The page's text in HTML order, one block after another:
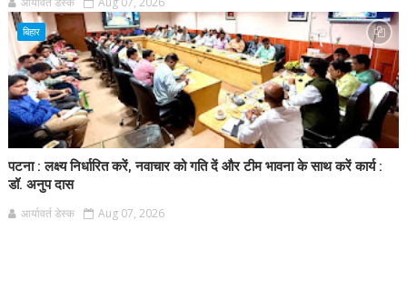
बिहार
पटना : लक्ष्य निर्धारित करें, नवाचार को गति दें और टीम भावना के साथ करें कार्य :
डॉ. अनुप दास
आर्यावर्त डेस्क Aug 07, 2026